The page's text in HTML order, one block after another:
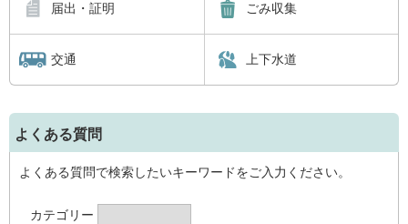
届出・証明 ごみ収集
交通 上下水道
よくある質問
よくある質問で検索したいキーワードをご入力ください。
カテゴリー